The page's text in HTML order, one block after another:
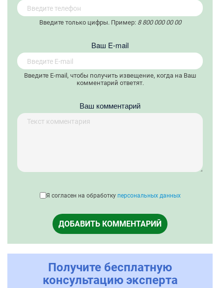
Введите только цифры. Пример: 8 800 000 00 00
Вaш E-mail
Введите E-mail, чтобы получить извещение, когда на Ваш
комментарий ответят.
Ваш комментарий
Я согласен на обработку персональных данных
ДОБАВИТЬ КОММЕНТАРИЙ
Получите бесплатную
консультацию эксперта